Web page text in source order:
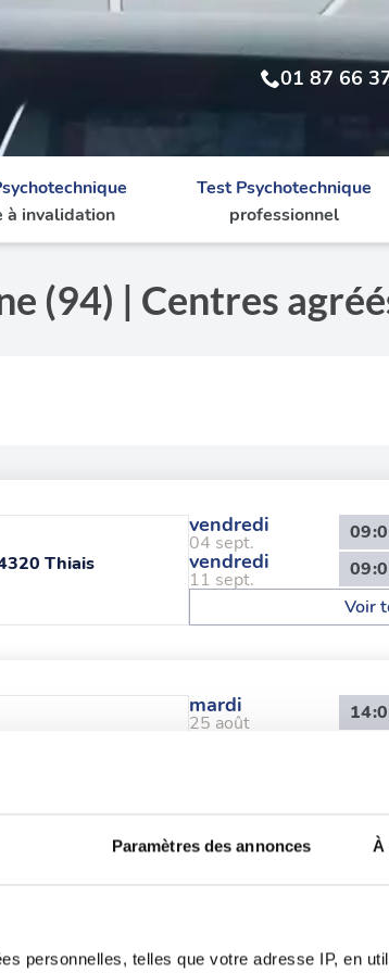
Paramètres des annonces À
personnelles, telles que votre adresse IP, en
01 87 66
à invalidation
Test Psychotechnique
professionnel
(94) | Centres
Thiais
vendredi
04 sept.
vendredi
11 sept.
Voir
mardi
25 août
Fontenay-sous-
mardi
Voir